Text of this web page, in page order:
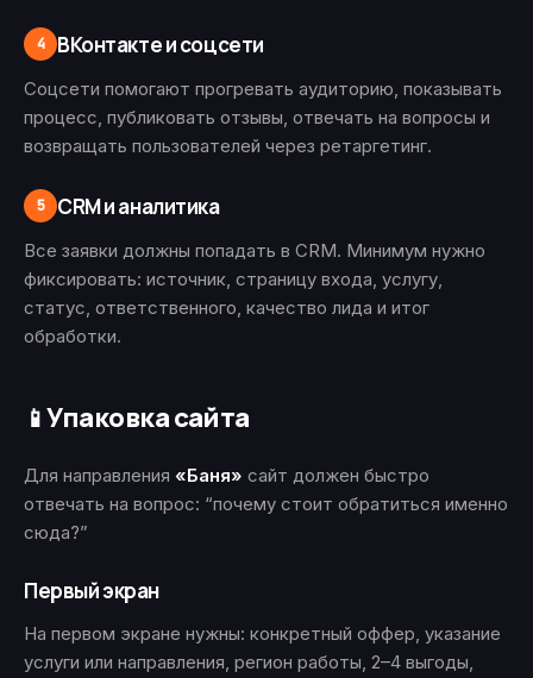
4 ВКонтакте и соцсети
Соцсети помогают прогревать аудиторию, показывать
процесс, публиковать отзывы, отвечать на вопросы и
возвращать пользователей через ретаргетинг.
5 CRM и аналитика
Все заявки должны попадать в CRM. Минимум нужно
фиксировать: источник, страницу входа, услугу,
статус, ответственного, качество лида и итог
обработки.
📱Упаковка сайта
Для направления «Баня» сайт должен быстро
отвечать на вопрос: “почему стоит обратиться именно
сюда?”
Первый экран
На первом экране нужны: конкретный оффер, указание
услуги или направления, регион работы, 2–4 выгоды,